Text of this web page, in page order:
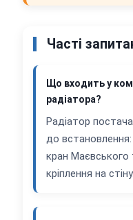
Часті
Що входить у
радіатора?
Радіатор
до встановлення:
кран Маєвського
кріплення на стіну.